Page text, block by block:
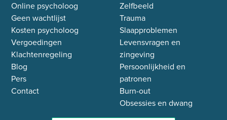
Online psycholoog
Geen wachtlijst
Kosten psycholoog
Vergoedingen
Klachtenregeling
Blog
Pers
Contact
Zelfbeeld
Trauma
Slaapproblemen
Levensvragen en
zingeving
Persoonlijkheid en
patronen
Burn-out
Obsessies en dwang